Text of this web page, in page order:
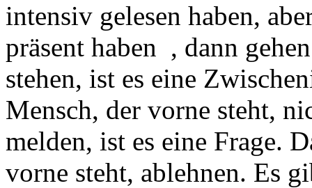
intensiv gelesen haben,
präsent haben , dann
stehen, ist es eine
Mensch, der vorne steht,
melden, ist es eine Frage.
vorne steht, ablehnen. Es